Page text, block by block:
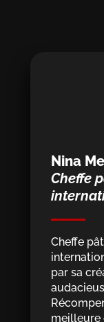
Nina
Cheffe
Cheffe
par sa
meilleure